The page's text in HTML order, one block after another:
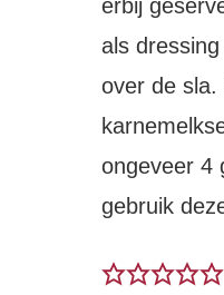
erbij
als
over de sla.
ongeveer 4
gebruik